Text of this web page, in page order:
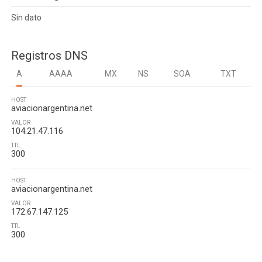
Sin dato
Registros DNS
A AAAA MX NS SOA TXT
HOST
aviacionargentina.net
VALOR
104.21.47.116
TTL
300
HOST
aviacionargentina.net
VALOR
172.67.147.125
TTL
300